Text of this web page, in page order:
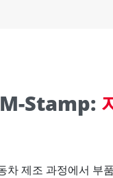
Stamp:
차 제조 과정에서 부